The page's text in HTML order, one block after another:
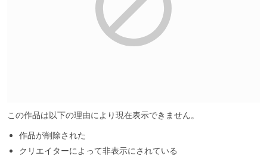
この作品は以下の理由により現在表示できません。
作品が削除された
クリエイターによって非表示にされている